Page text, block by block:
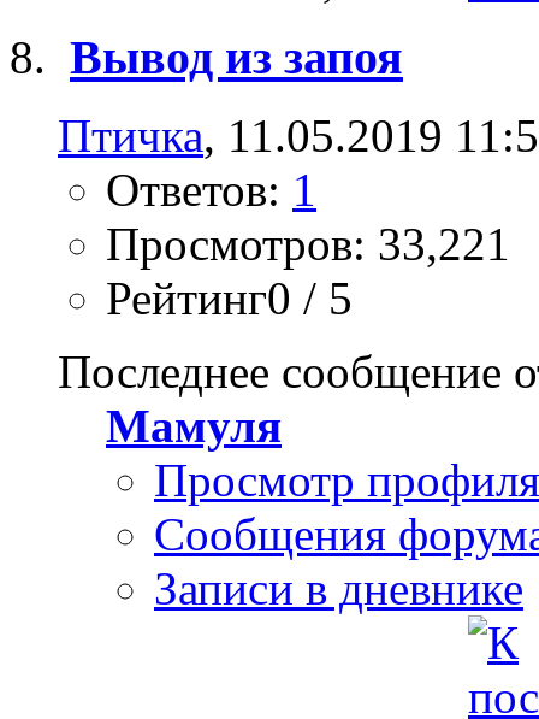
Вывод из запоя
Птичка, 11.05.2019
Ответов: 1
Просмотров: 33,221
Рейтинг0 / 5
Последнее сообщение
Мамуля
Просмотр профиля
Сообщения
Записи в дневнике